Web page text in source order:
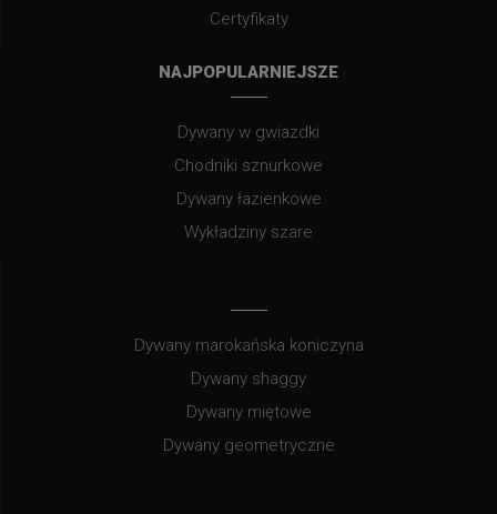
Certyfikaty
NAJPOPULARNIEJSZE
Dywany w gwiazdki
Chodniki sznurkowe
Dywany łazienkowe
Wykładziny szare
Dywany marokańska koniczyna
Dywany shaggy
Dywany miętowe
Dywany geometryczne